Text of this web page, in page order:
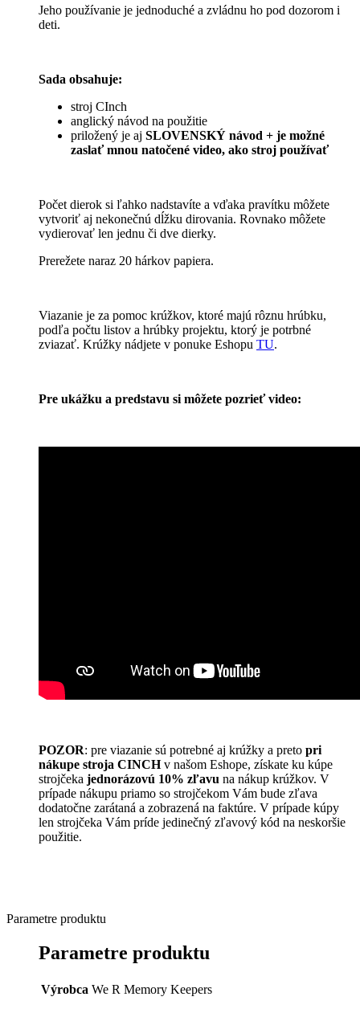
Jeho používanie je jednoduché a zvládnu ho pod dozorom i
deti.
Sada obsahuje:
stroj CInch
anglický návod na použitie
priložený je aj SLOVENSKÝ návod + je možné
zaslať mnou natočené video, ako stroj používať
Počet dierok si ľahko nadstavíte a vďaka pravítku môžete
vytvoriť aj nekonečnú dĺžku dirovania. Rovnako môžete
vydierovať len jednu či dve dierky.
Prerežete naraz 20 hárkov papiera.
Viazanie je za pomoc krúžkov, ktoré majú rôznu hrúbku,
podľa počtu listov a hrúbky projektu, ktorý je potrbné
zviazať. Krúžky nádjete v ponuke Eshopu TU.
Pre ukážku a predstavu si môžete pozrieť video:
POZOR: pre viazanie sú potrebné aj krúžky a preto pri
nákupe stroja CINCHv našom Eshope, získate ku kúpe
strojčeka jednorázovú 10% zľavu na nákup krúžkov. V
prípade nákupu priamo so strojčekom Vám bude zľava
dodatočne zarátaná a zobrazená na faktúre. V prípade kúpy
len strojčeka Vám príde jedinečný zľavový kód na neskoršie
použitie.
Parametre produktu
Parametre produktu
Výrobca We R Memory Keepers